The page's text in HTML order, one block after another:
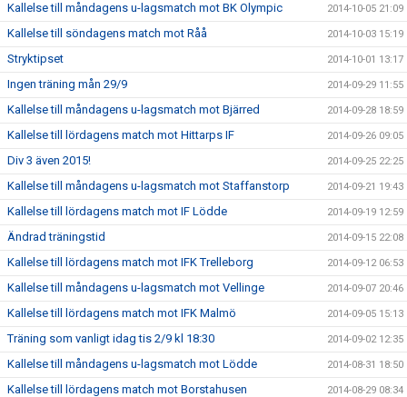
Kallelse till måndagens u-lagsmatch mot BK Olympic 2014-10-05 21:09
Kallelse till söndagens match mot Råå 2014-10-03 15:19
Stryktipset 2014-10-01 13:17
Ingen träning mån 29/9 2014-09-29 11:55
Kallelse till måndagens u-lagsmatch mot Bjärred 2014-09-28 18:59
Kallelse till lördagens match mot Hittarps IF 2014-09-26 09:05
Div 3 även 2015! 2014-09-25 22:25
Kallelse till måndagens u-lagsmatch mot Staffanstorp 2014-09-21 19:43
Kallelse till lördagens match mot IF Lödde 2014-09-19 12:59
Ändrad träningstid 2014-09-15 22:08
Kallelse till lördagens match mot IFK Trelleborg 2014-09-12 06:53
Kallelse till måndagens u-lagsmatch mot Vellinge 2014-09-07 20:46
Kallelse till lördagens match mot IFK Malmö 2014-09-05 15:13
Träning som vanligt idag tis 2/9 kl 18:30 2014-09-02 12:35
Kallelse till måndagens u-lagsmatch mot Lödde 2014-08-31 18:50
Kallelse till lördagens match mot Borstahusen 2014-08-29 08:34